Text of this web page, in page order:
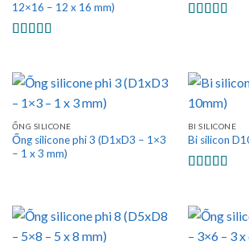
12×16 – 12 x 16 mm)
sao
ỐNG SILICONE
Ống silicone phi 3 (D1xD3 – 1×3
– 1 x 3 mm)
BI SILICONE
Bi silicon
sao